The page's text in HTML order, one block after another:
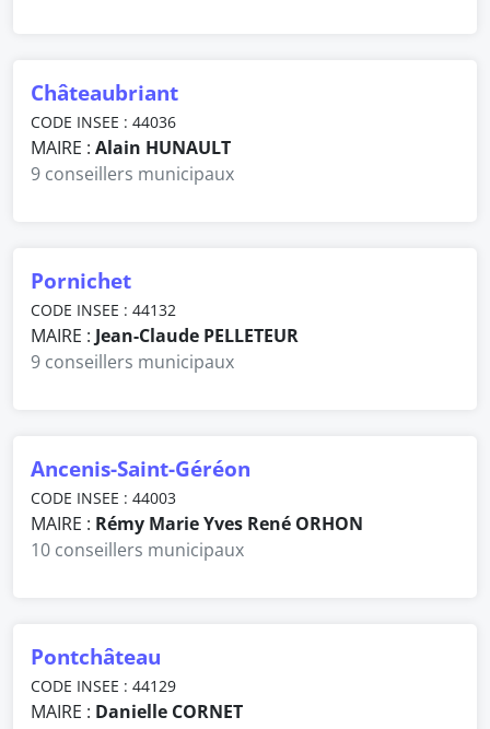
Châteaubriant
CODE INSEE : 44036
MAIRE : Alain HUNAULT
9 conseillers municipaux
Pornichet
CODE INSEE : 44132
MAIRE : Jean-Claude PELLETEUR
9 conseillers municipaux
Ancenis-Saint-Géréon
CODE INSEE : 44003
MAIRE : Rémy Marie Yves René ORHON
10 conseillers municipaux
Pontchâteau
CODE INSEE : 44129
MAIRE : Danielle CORNET